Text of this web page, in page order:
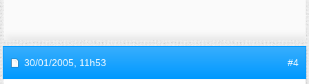
30/01/2005, 11h53 #4